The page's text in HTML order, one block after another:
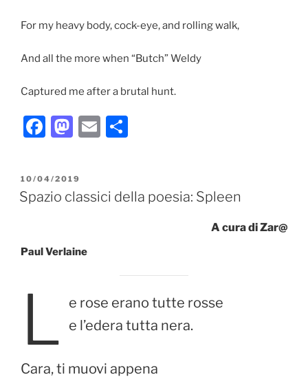
For my heavy body, cock-eye, and rolling walk,
And all the more when “Butch” Weldy
Captured me after a brutal hunt.
F
c
e
o
M
st
o
n
E
l
di
PUBBLICATO
IL
10/04/2019
Spazio classici della poesia: Spleen
A cura di Zar@
Paul Verlaine
L
e rose erano tutte rosse
e l’edera tutta nera.
Cara, ti muovi appena